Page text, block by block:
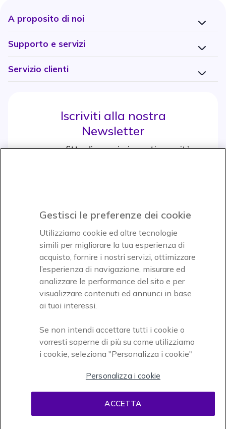
A proposito di noi
Supporto e servizi
Servizio clienti
Iscriviti alla nostra
Newsletter
e approfitta di maggiori sconti e novità
Icon
Icon
Paga facilmente ed in assoluta sicurezza
Accettiamo
Gestisci le preferenze dei cookie
Utilizziamo cookie ed altre tecnologie
simili per migliorare la tua esperienza di
acquisto, fornire i nostri servizi, ottimizzare
l’esperienza di navigazione, misurare ed
analizzare le performance del sito e per
visualizzare contenuti ed annunci in base
ai tuoi interessi.
Se non intendi accettare tutti i cookie o
vorresti saperne di più su come utilizziamo
i cookie, seleziona "Personalizza i cookie"
Personalizza i cookie
ACCETTA